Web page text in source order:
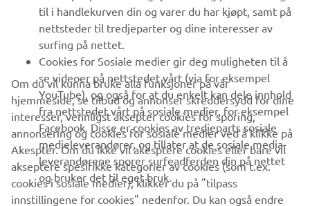
FAQ & SUPPORT
NYHETSBREV
Vær den første til å lære om de siste tilbudene, spesielle
arrangementer, nye utgivelser og mye mer
ABONNER
til i handlekurven din og varer du har kjøpt, samt på
nettsteder til tredjeparter og dine interesser av
surfing på nettet.
Cookies for Sosiale medier gir deg muligheten til å
se videoer på nettstedet vårt (via for eksempel
YouTube), og også for at du enkelt kan dele innhold
fra nettstedet vårt på sosiale medier, for eksempel
Facebook. Disse er cookies av tredjeparts sosiale
medieleverandører, og tillater at de sosiale media-
leverandørene sporer surfeadferden din på nettet
og bruker det til eget bruk.
Om du vil kunna bruke alla funksjoner på vår
hjemmeside, se tilbud og annonser skreddersydd for dine
interesser, vennligst aksepter cookies for sporing,
annonsering og cookies for sosiale medier ved å klikke på
Akespter. Om du ikke vil akesptere cookies eller bare vil
akseptere spesifikke kategorier av cookies (som t.ex.
cookies i sosiale medier), klikker du på "tilpass
innstillingene for cookies" nedenfor. Du kan også endre